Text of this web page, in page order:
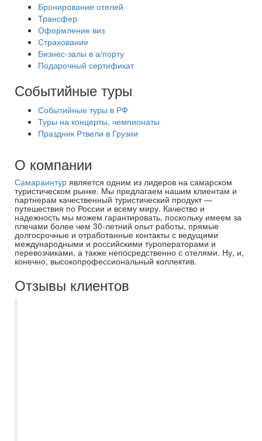
Бронирование отелей
Трансфер
Оформление виз
Страхование
Бизнес-залы в а/порту
Подарочный сертификат
Событийные туры
Событийные туры в РФ
Туры на концерты, чемпионаты
Праздник Ртвели в Грузии
О компании
Самараинтур является одним из лидеров на самарском
туристическом рынке. Мы предлагаем нашим клиентам и
партнерам качественный туристический продукт —
путешествия по России и всему миру. Качество и
надежность мы можем гарантировать, поскольку имеем за
плечами более чем 30-летний опыт работы, прямые
долгосрочные и отработанные контакты с ведущими
международными и российскими туроператорами и
перевозчиками, а также непосредственно с отелями. Ну, и,
конечно, высокопрофессиональный коллектив.
Отзывы клиентов